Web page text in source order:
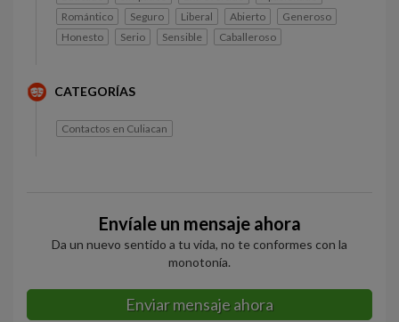
Romántico
Seguro Liberal Abierto
Generoso
Honesto
Serio Sensible Caballeroso
CATEGORÍAS
Contactos en Culiacan
Envíale un mensaje ahora
Da un nuevo sentido a tu vida, no te conformes con la
monotonía.
Enviar mensaje ahora